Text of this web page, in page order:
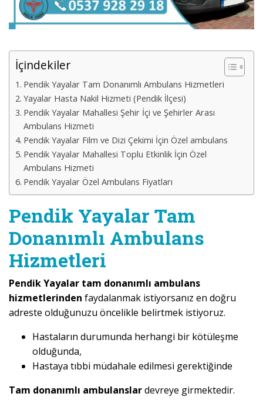
İçindekiler
Pendik Yayalar Tam Donanımlı Ambulans Hizmetleri
Yayalar Hasta Nakil Hizmeti (Pendik İlçesi)
Pendik Yayalar Mahallesi Şehir İçi ve Şehirler Arası
Ambulans Hizmeti
Pendik Yayalar Film ve Dizi Çekimi İçin Özel ambulans
Pendik Yayalar Mahallesi Toplu Etkinlik İçin Özel
Ambulans Hizmeti
Pendik Yayalar Özel Ambulans Fiyatları
Pendik Yayalar Tam
Donanımlı Ambulans
Hizmetleri
Pendik Yayalar tam donanımlı ambulans
hizmetlerinden faydalanmak istiyorsanız en doğru
adreste olduğunuzu öncelikle belirtmek istiyoruz.
Hastaların durumunda herhangi bir kötüleşme
olduğunda,
Hastaya tıbbi müdahale edilmesi gerektiğinde
Tam donanımlı ambulanslardevreye girmektedir.